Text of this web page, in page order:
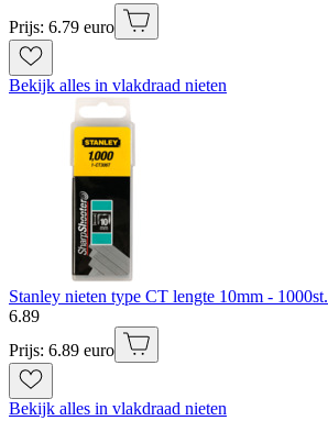
Prijs: 6.79 euro
Bekijk alles in vlakdraad nieten
Stanley nieten type CT lengte 10mm - 1000st.
6.89
Prijs: 6.89 euro
Bekijk alles in vlakdraad nieten